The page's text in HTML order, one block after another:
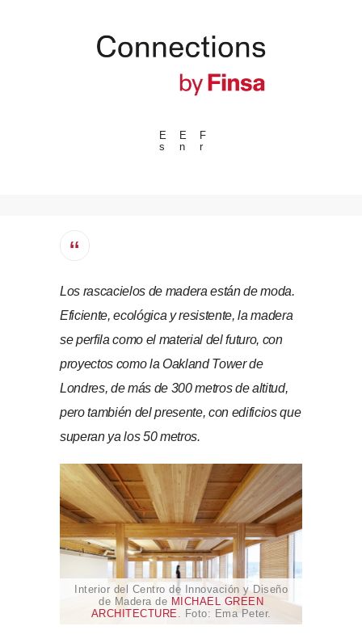
E
s
E
n
F
r
---ENLACES---
Espacios
Tecnologia
Conexión con
Colaboraciones
Sobre Connections
by Finsa
Contacto
Los rascacielos de madera están de moda.
Eficiente, ecológica y resistente, la madera
se perfila como el material del futuro, con
proyectos como la Oakland Tower de
Londres, de más de 300 metros de altitud,
pero también del presente, con edificios que
superan ya los 50 metros.
Interior del Centro de Innovación y Diseño
de Madera de MICHAEL GREEN
ARCHITECTURE . Foto: Ema Peter.